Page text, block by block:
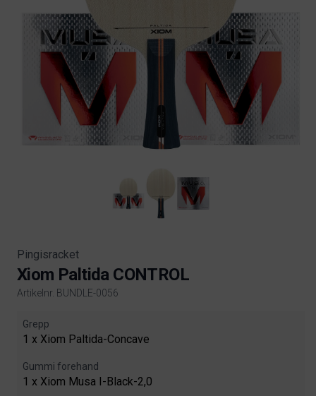
Pingisracket
Xiom Paltida CONTROL
Artikelnr. BUNDLE-0056
Product information
Grepp
1 x Xiom Paltida-Concave
Gummi forehand
1 x Xiom Musa I-Black-2,0